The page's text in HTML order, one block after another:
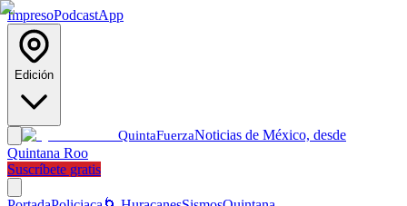
ImpresoPodcastApp
Edición
QuintaFuerzaNoticias de México, desde
Quintana Roo
Suscríbete gratis